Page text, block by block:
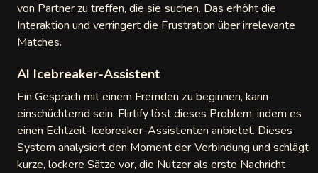
von Partner zu treffen, die sie suchen. Das erhöht die
Interaktion und verringert die Frustration über irrelevante
Matches.
AI Icebreaker-Assistent
Ein Gespräch mit einem Fremden zu beginnen, kann
einschüchternd sein. Flirtify löst dieses Problem, indem es
einen Echtzeit-Icebreaker-Assistenten anbietet. Dieses
System analysiert den Moment der Verbindung und schlägt
kurze, lockere Sätze vor, die Nutzer als erste Nachricht
Chat